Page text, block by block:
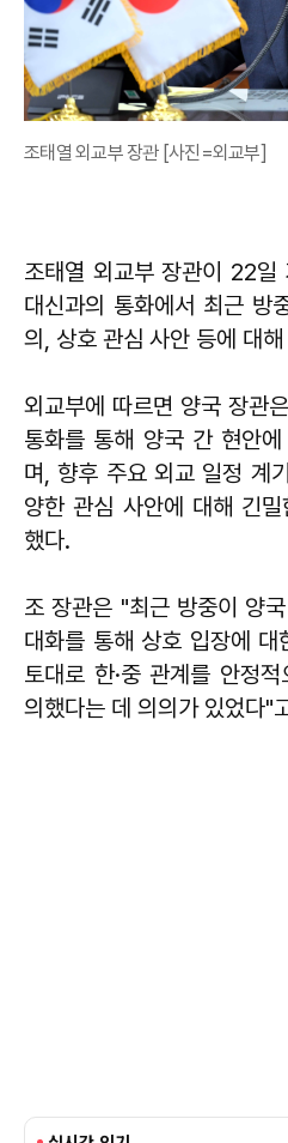
조태열 외교부 장관 [사진=외교부]
조태열 외교부 장관이 22일
대신과의 통화에서 최근 방
의, 상호 관심 사안 등에 대
외교부에 따르면 양국 장관
통화를 통해 양국 간 현안
며, 향후 주요 외교 일정 계
양한 관심 사안에 대해 긴
했다.
조 장관은 "최근 방중이 양
대화를 통해 상호 입장에
토대로 한·중 관계를 안정
의했다는 데 의의가 있었다"